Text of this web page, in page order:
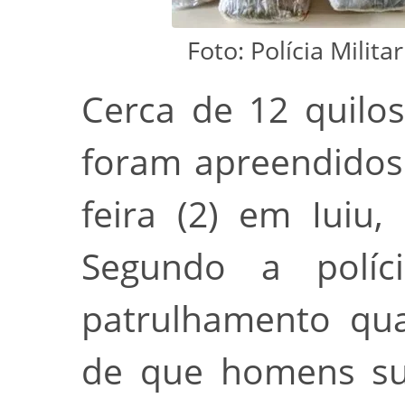
Foto: Polícia
Cerca de 12
foram
feira (2) em Iuiu,
Segundo a
patrulhamento
de que homens